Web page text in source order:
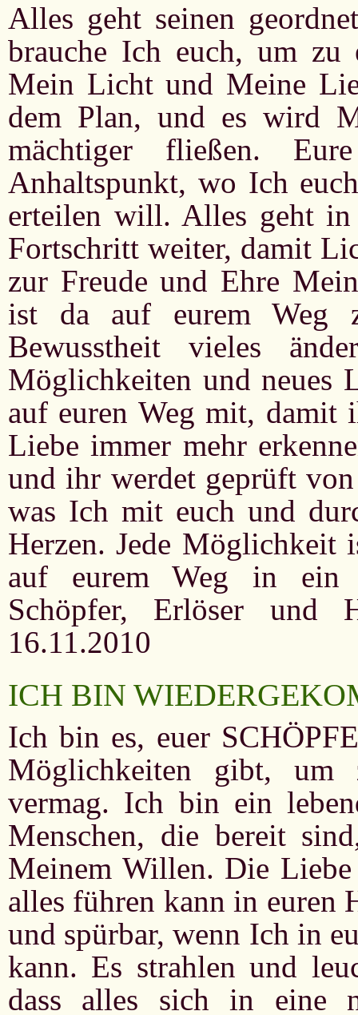
Alles geht seinen
brauche Ich euch, um zu
Mein Licht und Meine
dem Plan, und es wird
mächtiger fließen.
Anhaltspunkt, wo Ich
erteilen will. Alles geht in
Fortschritt weiter, damit
zur Freude und Ehre
ist da auf eurem Weg
Bewusstheit vieles
Möglichkeiten und neues
auf euren Weg mit, damit
Liebe immer mehr
und ihr werdet geprüft
was Ich mit euch und
Herzen. Jede Möglichkeit
auf eurem Weg in ein
Schöpfer, Erlöser und
16.11.2010
ICH BIN
Ich bin es, euer
Möglichkeiten gibt, um
vermag. Ich bin ein
Menschen, die bereit
Meinem Willen. Die
alles führen kann in euren
und spürbar, wenn Ich in
kann. Es strahlen und
dass alles sich in eine